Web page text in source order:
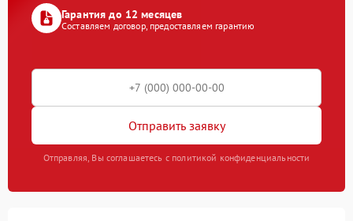
Гарантия до 12 месяцев
Составляем договор, предоставляем гарантию
Отправить заявку
Отправляя, Вы соглашаетесь с политикой конфиденциальности